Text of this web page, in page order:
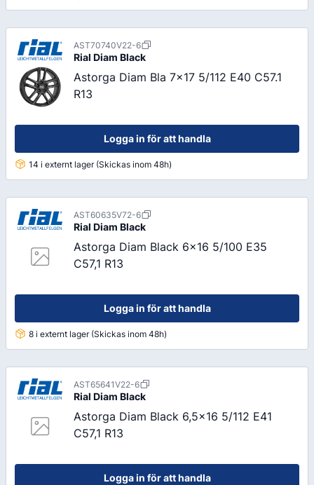
AST70740V22-6
Rial Diam Black
Astorga Diam Bla 7x17 5/112 E40 C57.1
R13
Logga in för att handla
14 i externt lager (Skickas inom 48h)
AST60635V72-6
Rial Diam Black
Astorga Diam Black 6x16 5/100 E35
C57,1 R13
Logga in för att handla
8 i externt lager (Skickas inom 48h)
AST65641V22-6
Rial Diam Black
Astorga Diam Black 6,5x16 5/112 E41
C57,1 R13
Logga in för att handla